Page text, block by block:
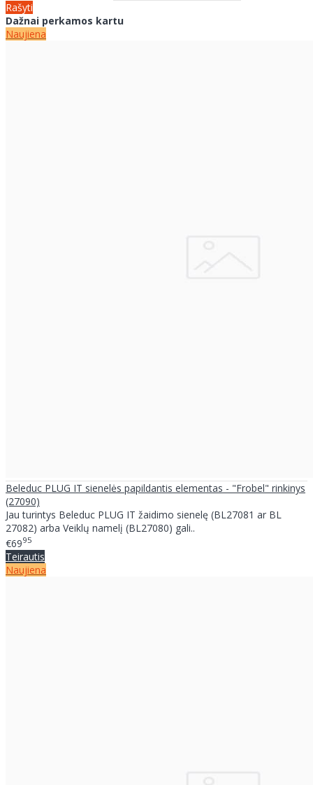
Rašyti
Dažnai perkamos kartu
Naujiena
Beleduc PLUG IT sienelės papildantis elementas - "Frobel" rinkinys
(27090)
Jau turintys Beleduc PLUG IT žaidimo sienelę (BL27081 ar BL
27082) arba Veiklų namelį (BL27080) gali..
€6995
Teirautis
Naujiena